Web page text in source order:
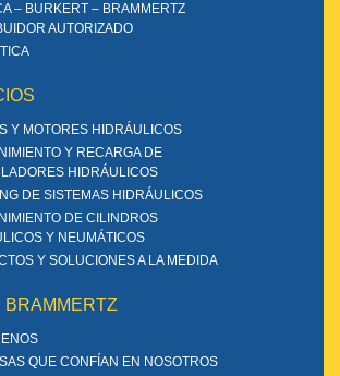
– BURKERT – BRAMMERTZ
AUTORIZADO
Y MOTORES HIDRÁULICOS
Y RECARGA DE
HIDRÁULICOS
DE SISTEMAS HIDRÁULICOS
DE CILINDROS
Y NEUMÁTICOS
Y SOLUCIONES A LA MEDIDA
BRAMMERTZ
QUE CONFÍAN EN NOSOTROS